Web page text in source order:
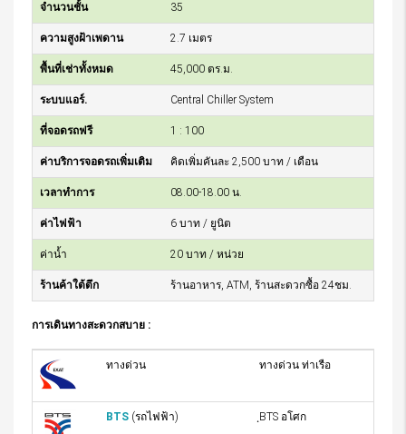
จำนวนชั้น 35
ความสูงฝ้าเพดาน 2.7 เมตร
พื้นที่เช่าทั้งหมด 45,000 ตร.ม.
ระบบแอร์. Central Chiller System
ที่จอดรถฟรี 1 : 100
ค่าบริการจอดรถเพิ่มเติม คิดเพิ่มคันละ 2,500 บาท / เดือน
เวลาทำการ 08.00-18.00 น.
ค่าไฟฟ้า 6 บาท / ยูนิต
ค่าน้ำ 20 บาท / หน่วย
ร้านค้าใต้ตึก ร้านอาหาร, ATM, ร้านสะดวกซื้อ 24ชม.
การเดินทางสะดวกสบาย :
ทางด่วน ทางด่วน ท่าเรือ
BTS (รถไฟฟ้า) ฺBTS อโศก